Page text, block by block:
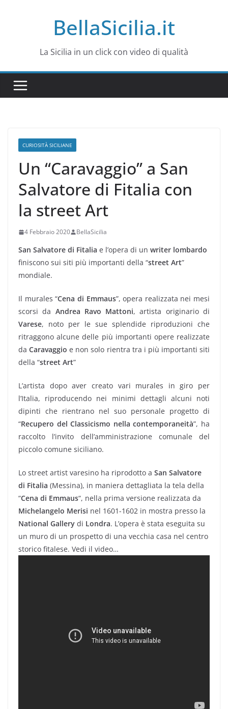
BellaSicilia.it
La Sicilia in un click con video di qualità
CURIOSITÀ SICILIANE
Un “Caravaggio” a San
Salvatore di Fitalia con
la street Art
4 Febbraio 2020 BellaSicilia
San Salvatore di Fitalia e l’opera di un writer lombardo
finiscono sui siti più importanti della “street Art”
mondiale.
Il murales “Cena di Emmaus”, opera realizzata nei mesi
scorsi da Andrea Ravo Mattoni, artista originario di
Varese, noto per le sue splendide riproduzioni che
ritraggono alcune delle più importanti opere realizzate
daCaravaggio e non solo rientra tra i più importanti siti
della “street Art”
L’artista dopo aver creato vari murales in giro per
l’Italia, riproducendo nei minimi dettagli alcuni noti
dipinti che rientrano nel suo personale progetto di
“Recupero del Classicismo nella contemporaneità”, ha
raccolto l’invito dell’amministrazione comunale del
piccolo comune siciliano.
Lo street artist varesino ha riprodotto a San Salvatore
di Fitalia (Messina), in maniera dettagliata la tela della
“Cena di Emmaus“, nella prima versione realizzata da
Michelangelo Merisi nel 1601-1602 in mostra presso la
National Gallery di Londra. L’opera è stata eseguita su
un muro di un prospetto di una vecchia casa nel centro
storico fitalese. Vedi il video…